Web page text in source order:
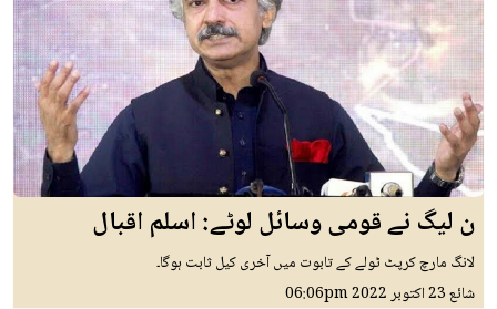
ن لیگ نے قومی وسائل لوٹے: اسلم اقبال
لانگ مارچ کرپٹ ٹولے کے تابوت میں آخری کیل ثابت ہوگا۔
شائع23 اکتوبر 2022 06:06pm